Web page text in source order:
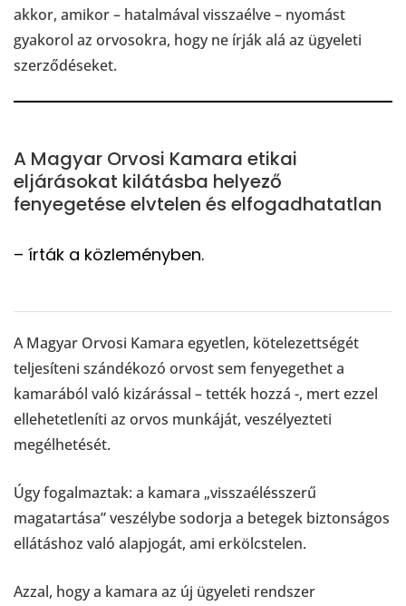
akkor, amikor – hatalmával visszaélve – nyomást
gyakorol az orvosokra, hogy ne írják alá az ügyeleti
szerződéseket.
A Magyar Orvosi Kamara etikai
eljárásokat kilátásba helyező
fenyegetése elvtelen és elfogadhatatlan
– írták a közleményben.
A Magyar Orvosi Kamara egyetlen, kötelezettségét
teljesíteni szándékozó orvost sem fenyegethet a
kamarából való kizárással – tették hozzá -, mert ezzel
ellehetetleníti az orvos munkáját, veszélyezteti
megélhetését.
Úgy fogalmaztak: a kamara „visszaélésszerű
magatartása” veszélybe sodorja a betegek biztonságos
ellátáshoz való alapjogát, ami erkölcstelen.
Azzal, hogy a kamara az új ügyeleti rendszer